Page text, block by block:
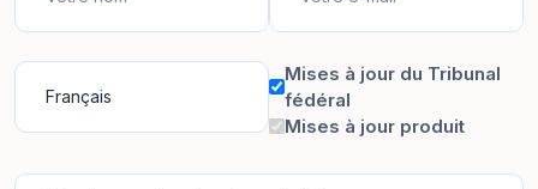
Mises à jour du Tribunal
fédéral
Mises à jour produit